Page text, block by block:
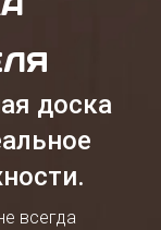
доска
всегда